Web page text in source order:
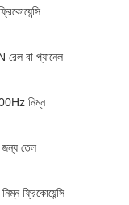
রেল বা প্যানেল
নিম্ন
জন্য তেল
ফ্রিকোয়েন্সি